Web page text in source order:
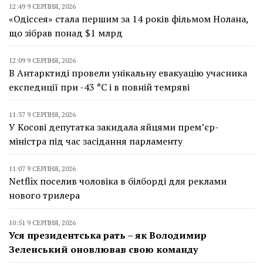
12:49 9 СЕРПНЯ, 2026
«Одіссея» стала першим за 14 років фільмом Нолана,
що зібрав понад $1 млрд
12:09 9 СЕРПНЯ, 2026
В Антарктиді провели унікальну евакуацію учасника
експедиції при -43 °C і в повній темряві
11:37 9 СЕРПНЯ, 2026
У Косові депутатка закидала яйцями прем’єр-
міністра під час засідання парламенту
11:07 9 СЕРПНЯ, 2026
Netflix поселив чоловіка в білборді для реклами
нового трилера
10:51 9 СЕРПНЯ, 2026
Уся президентська рать – як Володимир
Зеленський оновлював свою команду